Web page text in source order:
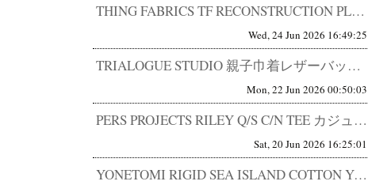
THING FABRICS TF RECONSTRUCTION PLAIN T-SHIRT 高機能生地の概念を変える一枚...
Wed, 24 Jun 2026 16:49:25
TRIALOGUE STUDIO 親子巾着レザーバッグ Lampa別注 ほぼ自分のため。巾着を、ここまで本気で作る。 正...
Mon, 22 Jun 2026 00:50:03
PERS PROJECTS RILEY Q/S C/N TEE カジュアルだけど、品がある。 都市型ベースボールTEE。...
Sat, 20 Jun 2026 16:25:01
YONETOMI RIGID SEA ISLAND COTTON YOKO-MARUDO KNIT TEE 世界最高品質...